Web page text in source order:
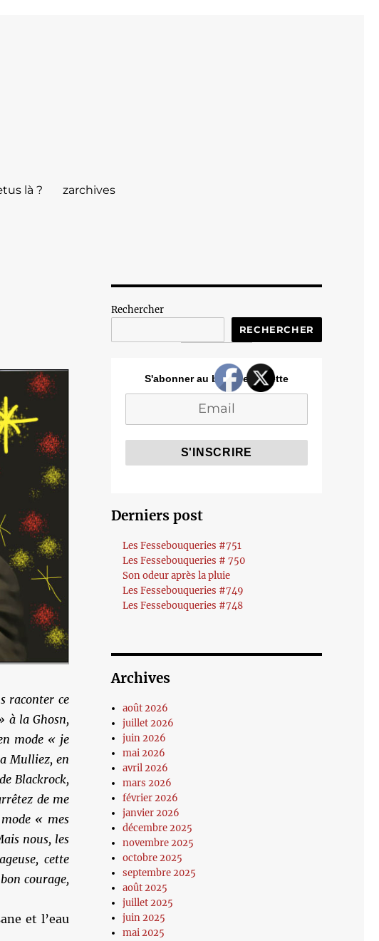
là ? zarchives
raconter ce
à la Ghosn,
mode « je
Mulliez, en
Blackrock,
de me
« mes
nous, les
cette
courage,
et l’eau
Rechercher
RECHERCHER
S'abonner au blog de Cozette
Derniers post
Les Fessebouqueries #751
Les Fessebouqueries # 750
Son odeur après la pluie
Les Fessebouqueries #749
Les Fessebouqueries #748
Archives
août 2026
juillet 2026
juin 2026
mai 2026
avril 2026
mars 2026
février 2026
janvier 2026
décembre 2025
novembre 2025
octobre 2025
septembre 2025
août 2025
juillet 2025
juin 2025
mai 2025